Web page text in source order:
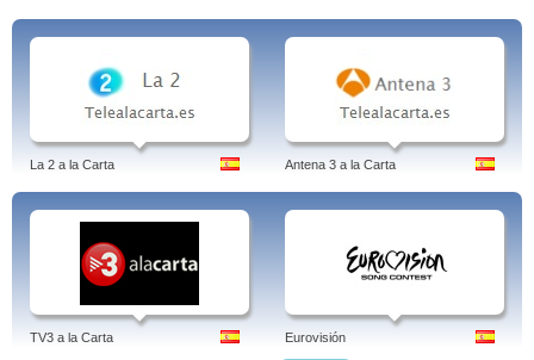
La 2 a la Carta Antena 3 a la Carta
TV3 a la Carta Eurovisión